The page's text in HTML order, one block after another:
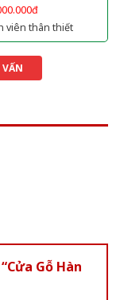
viên thân thiết
Gỗ Hàn